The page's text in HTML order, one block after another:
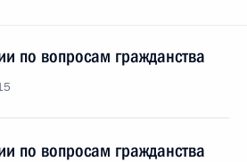
по вопросам гражданства
по вопросам гражданства